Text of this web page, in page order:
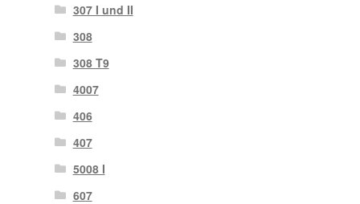
307 I und II
308
308 T9
4007
406
407
5008 I
607